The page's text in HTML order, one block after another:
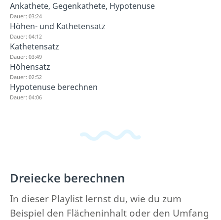
Ankathete, Gegenkathete, Hypotenuse
Dauer: 03:24
Höhen- und Kathetensatz
Dauer: 04:12
Kathetensatz
Dauer: 03:49
Höhensatz
Dauer: 02:52
Hypotenuse berechnen
Dauer: 04:06
Dreiecke berechnen
In dieser Playlist lernst du, wie du zum
Beispiel den Flächeninhalt oder den Umfang